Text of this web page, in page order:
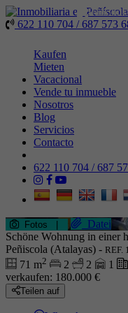
622 110 704 / 687 573
Kaufen
Mieten
Vacacional
Vende tu inmueble
Nosotros
Blog
Servicios
Contacto
622 110 704 / 687
Fotos
Datei
Schöne Wohnung in einer
Peñiscola (Atalayas) - REF.
71 m2 2 2 1
verkaufen: 180.000 €
Teilen auf